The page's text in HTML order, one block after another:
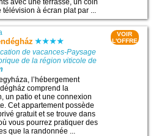
avec une terrasse, un coin
télévision à écran plat par ...
de vacances-Paysage
de la région viticole de
l’hébergement
comprend la
un patio et une connexion
Cet appartement possède
gratuit et se trouve dans
vous pourrez pratiquer des
que la randonnée ...
VOIR
L'OFFRE